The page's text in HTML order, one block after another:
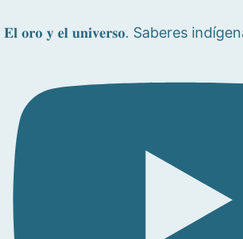
𝐄𝐥 𝐨𝐫𝐨 𝐲 𝐞𝐥 𝐮𝐧𝐢𝐯𝐞𝐫𝐬𝐨. Saberes